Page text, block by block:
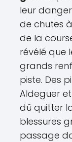
leur
de chutes
de la
révélé que
grands
piste. Des
Aldeguer
dû quitter
blessures
passage